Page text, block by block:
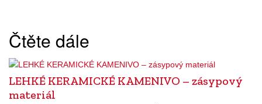
Čtěte dále
LEHKÉ KERAMICKÉ KAMENIVO – zásypový
materiál